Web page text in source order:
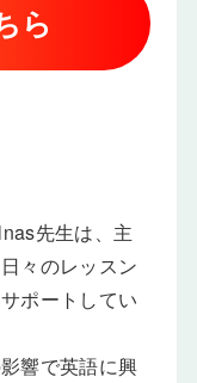
ら
先生は、主
々のレッスン
ポートしてい
響で英語に興